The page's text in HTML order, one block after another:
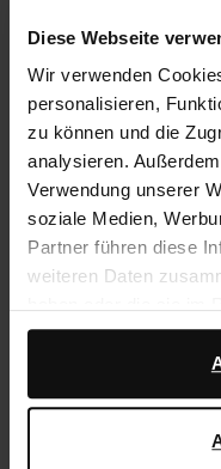
Diese Webseite
Wir verwenden
personalisieren,
zu können und die
analysieren.
Verwendung unserer
soziale Medien,
Partner führen diese
weiteren Daten
gesammelt haben.
Darüber hinaus
darüber, wie Google
14 Tage
Diese braunen
Details in
der Sneaker ist 4 cm
wir das Pure Protect-
Lieferung &